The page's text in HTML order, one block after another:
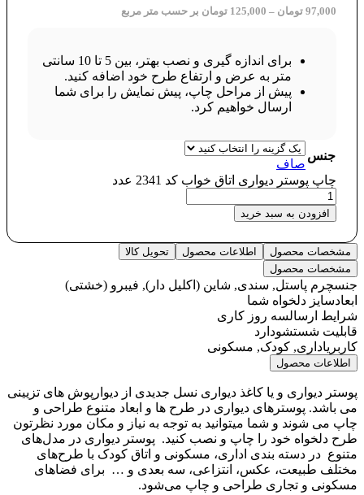
97,000 تومان –
125,000 تومان بر حسب متر مربع
برای اندازه گیری و نصب بهتر، بین 5 تا 10 سانتی
متر به عرض و ارتفاع طرح خود اضافه کنید.
پیش از مراحل چاپ، پیش نمایش را برای شما
ارسال خواهیم کرد.
جنس
صاف
چاپ پوستر دیواری اتاق خواب کد 2341 عدد
افزودن به سبد خرید
مشخصات محصول اطلاعات محصول
تحویل کالا
مشخصات محصول
جنسچرم پاستل, سندی, شاین (اکلیل دار), فیبرو (خشتی)
ابعادسایز دلخواه شما
شرایط ارسالسه روز کاری
قابلیت شستشودارد
کاربریاداری, کودک, مسکونی
اطلاعات محصول
پوستر دیواری و یا کاغذ دیواری نسل جدیدی از دیوارپوش های تزیینی
می باشد. پوسترهای دیواری در طرح ها و ابعاد متنوع طراحی و
چاپ می شوند و شما میتوانید به توجه به نیاز و مکان مورد نظرتون
طرح دلخواه خود را چاپ و نصب کنید. پوستر دیواری در مدل‌های
متنوع در دسته‌ بندی اداری، مسکونی و اتاق کودک با طرح‌های
مختلف طبیعت، عکس، انتزاعی، سه بعدی و … برای فضاهای
مسکونی و تجاری طراحی و چاپ می‌شود.